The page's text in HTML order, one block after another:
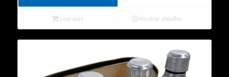
Leer más Mostrar detalles